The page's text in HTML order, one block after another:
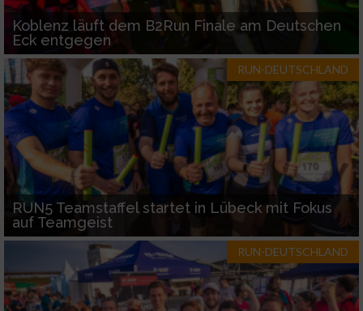
Koblenz läuft dem B2Run Finale am Deutschen
Eck entgegen
RUN-DEUTSCHLAND
RUN5 Teamstaffel startet in Lübeck mit Fokus
auf Teamgeist
RUN-DEUTSCHLAND